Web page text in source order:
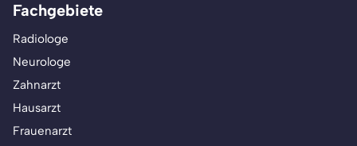
Fachgebiete
Radiologe
Neurologe
Zahnarzt
Hausarzt
Frauenarzt